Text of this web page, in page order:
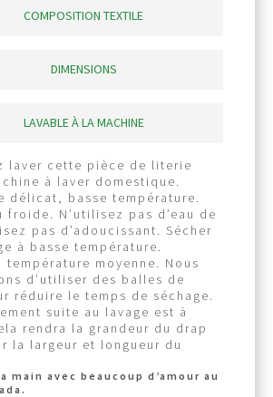
COMPOSITION TEXTILE
tissé 100% coton, 600 fils
de l’élégance à votre
DIMENSIONS
et vos pieds.
king : idéal pour matelas
12-16 »
LAVABLE À LA MACHINE
laver cette pièce de literie
à laver domestique.
délicat, basse température.
froide. N’utilisez pas d’eau de
pas d’adoucissant. Sécher
à basse température.
température moyenne. Nous
d’utiliser des balles de
réduire le temps de séchage.
suite au lavage est à
rendra la grandeur du drap
la largeur et longueur du
main avec beaucoup d’amour au
TAIES D’OREILLER
$ ou plus (avant taxes)